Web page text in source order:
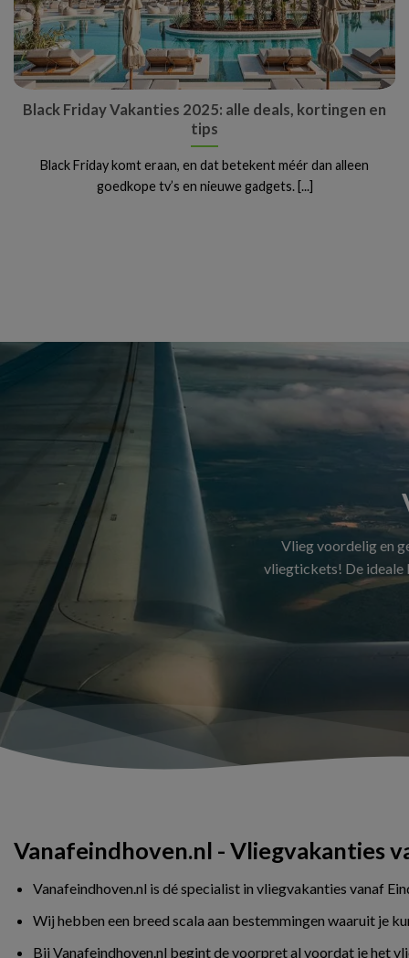
Black Friday Vakanties 2025: alle deals, kortingen en
tips
Black Friday komt eraan, en dat betekent méér dan alleen
goedkope tv’s en nieuwe gadgets. [...]
Vlieg voordelig en
vliegtickets! De ideale
Vanafeindhoven.nl - Vliegvakanties
Vanafeindhoven.nl is dé specialist in vliegvakanties vanaf
Wij hebben een breed scala aan bestemmingen waaruit je
Bij Vanafeindhoven.nl begint de voorpret al voordat je het